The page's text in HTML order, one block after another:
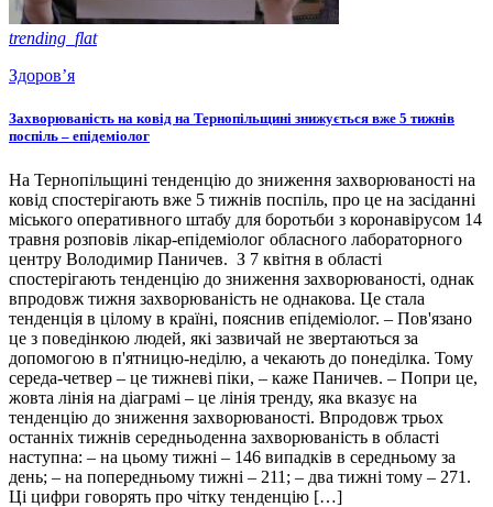
trending_flat
Здоров’я
Захворюваність на ковід на Тернопільщині знижується вже 5 тижнів
поспіль – епідеміолог
На Тернопільщині тенденцію до зниження захворюваності на
ковід спостерігають вже 5 тижнів поспіль, про це на засіданні
міського оперативного штабу для боротьби з коронавірусом 14
травня розповів лікар-епідеміолог обласного лабораторного
центру Володимир Паничев. З 7 квітня в області
спостерігають тенденцію до зниження захворюваності, однак
впродовж тижня захворюваність не однакова. Це стала
тенденція в цілому в країні, пояснив епідеміолог. – Пов'язано
це з поведінкою людей, які зазвичай не звертаються за
допомогою в п'ятницю-неділю, а чекають до понеділка. Тому
середа-четвер – це тижневі піки, – каже Паничев. – Попри це,
жовта лінія на діаграмі – це лінія тренду, яка вказує на
тенденцію до зниження захворюваності. Впродовж трьох
останніх тижнів середньоденна захворюваність в області
наступна: – на цьому тижні – 146 випадків в середньому за
день; – на попередньому тижні – 211; – два тижні тому – 271.
Ці цифри говорять про чітку тенденцію […]